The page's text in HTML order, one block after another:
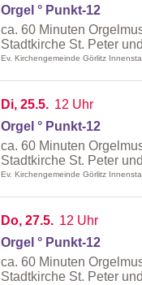
Orgel ° Punkt-12
ca. 60 Minuten
Stadtkirche St. Peter
Ev. Kirchengemeinde Görlitz
Di, 25.5. 12 Uhr
Orgel ° Punkt-12
ca. 60 Minuten
Stadtkirche St. Peter
Ev. Kirchengemeinde Görlitz
Do, 27.5. 12 Uhr
Orgel ° Punkt-12
ca. 60 Minuten
Stadtkirche St. Peter